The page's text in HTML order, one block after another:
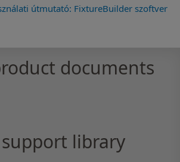
útmutató: FixtureBuilder szoftver
documents
library